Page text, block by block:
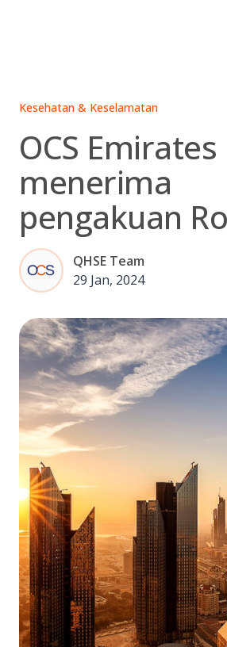
Kesehatan & Keselamatan
OCS Emirates
menerima
pengakuan
QHSE Team
29 Jan, 2024